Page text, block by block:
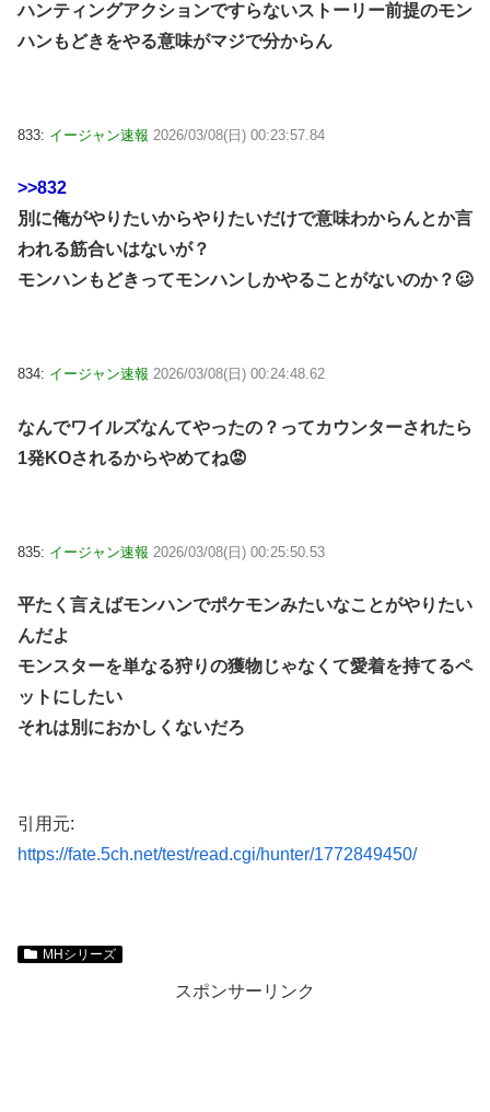
ハンティングアクションですらないストーリー前提のモン
ハンもどきをやる意味がマジで分からん
833: イージャン速報 2026/03/08(日) 00:23:57.84
>>832
別に俺がやりたいからやりたいだけで意味わからんとか言
われる筋合いはないが？
モンハンもどきってモンハンしかやることがないのか？🥴
834: イージャン速報 2026/03/08(日) 00:24:48.62
なんでワイルズなんてやったの？ってカウンターされたら
1発KOされるからやめてね😡
835: イージャン速報 2026/03/08(日) 00:25:50.53
平たく言えばモンハンでポケモンみたいなことがやりたい
んだよ
モンスターを単なる狩りの獲物じゃなくて愛着を持てるペ
ットにしたい
それは別におかしくないだろ
引用元:
https://fate.5ch.net/test/read.cgi/hunter/1772849450/
MHシリーズ
スポンサーリンク